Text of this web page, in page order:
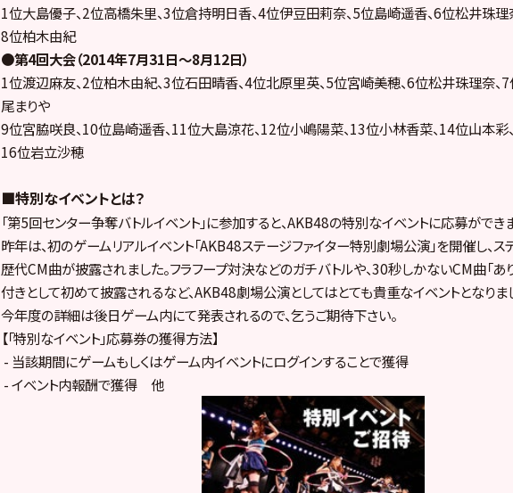
1位大島優子、2位高橋朱里、3位倉持明日香、4位伊豆田莉奈、5位島崎遥香、6位松井珠理
8位柏木由紀
●第4回大会（2014年7月31日～8月12日）
1位渡辺麻友、2位柏木由紀、3位石田晴香、4位北原里英、5位宮崎美穂、6位松井珠理奈、
尾まりや
9位宮脇咲良、10位島崎遥香、11位大島涼花、12位小嶋陽菜、13位小林香菜、14位山本彩
16位岩立沙穂
■特別なイベントとは？
「第5回センター争奪バトルイベント」に参加すると、AKB48の特別なイベントに応募ができ
昨年は、初のゲームリアルイベント「AKB48ステージファイター特別劇場公演」を開催し、ス
歴代CM曲が披露されました。フラフープ対決などのガチバトルや、30秒しかないCM曲「あ
付きとして初めて披露されるなど、AKB48劇場公演としてはとても貴重なイベントとなりま
今年度の詳細は後日ゲーム内にて発表されるので、乞うご期待下さい。
【「特別なイベント」応募券の獲得方法】
- 当該期間にゲームもしくはゲーム内イベントにログインすることで獲得
- イベント内報酬で獲得 他